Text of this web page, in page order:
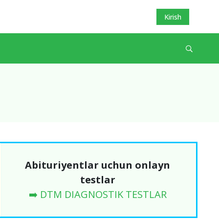
Kirish
Abituriyentlar uchun onlayn
testlar
➡️ DTM DIAGNOSTIK TESTLAR